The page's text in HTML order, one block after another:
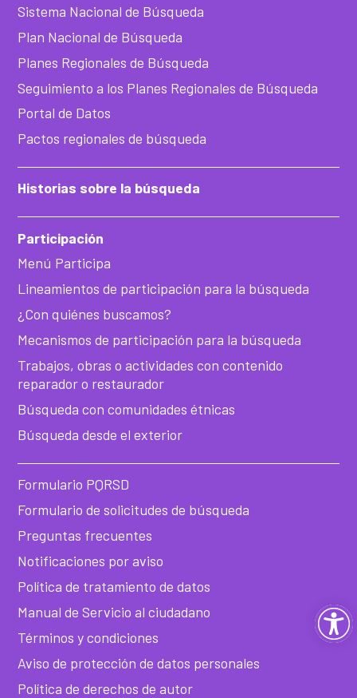
Sistema Nacional de Búsqueda
Plan Nacional de Búsqueda
Planes Regionales de Búsqueda
Seguimiento a los Planes Regionales de Búsqueda
Portal de Datos
Pactos regionales de búsqueda
Historias sobre la búsqueda
Participación
Menú Participa
Lineamientos de participación para la búsqueda
¿Con quiénes buscamos?
Mecanismos de participación para la búsqueda
Trabajos, obras o actividades con contenido
reparador o restaurador
Búsqueda con comunidades étnicas
Búsqueda desde el exterior
Formulario PQRSD
Formulario de solicitudes de búsqueda
Preguntas frecuentes
Notificaciones por aviso
Política de tratamiento de datos
Manual de Servicio al ciudadano
Términos y condiciones
Aviso de protección de datos personales
Política de derechos de autor